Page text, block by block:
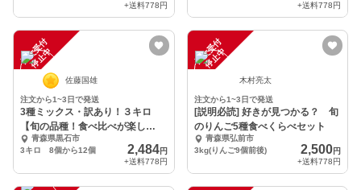
+送料778円
+送料778円
注
文
受
付
停
止
中
佐藤国雄
注文から1~3日で発送
3種ミックス・訳あり！３キロ
【旬の品種！食べ比べが楽し
い！】
青森県黒石市
3キロ 8個から12個
2,484円
+送料778円
注
文
受
付
停
止
中
木村亮太
注文から1~3日で発送
[説明必読] 好きが見つかる？ 旬
のりんご5種食べくらべセット
青森県弘前市
3kg(りんご9個前後)
2,500円
+送料778円